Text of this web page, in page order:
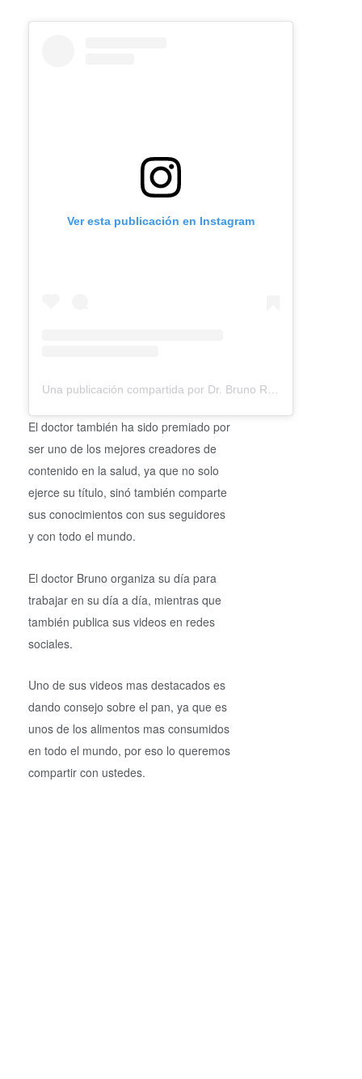
Ver esta publicación en Instagram
Una publicación compartida por Dr. Bruno Román (@doctorbru5)
El doctor también ha sido premiado por
ser uno de los mejores creadores de
contenido en la salud, ya que no solo
ejerce su título, sinó también comparte
sus conocimientos con sus seguidores
y con todo el mundo.
El doctor Bruno organiza su día para
trabajar en su día a día, mientras que
también publica sus videos en redes
sociales.
Uno de sus videos mas destacados es
dando consejo sobre el pan, ya que es
unos de los alimentos mas consumidos
en todo el mundo, por eso lo queremos
compartir con ustedes.